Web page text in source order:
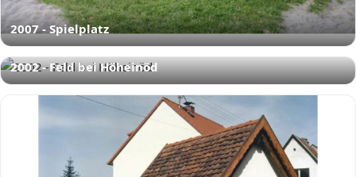
2007 - Spielplatz
2002 - Feld bei Höheinöd